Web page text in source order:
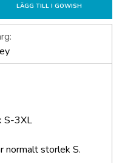
LÄGG TILL I GOWISH
S-3XL
normalt storlek S.